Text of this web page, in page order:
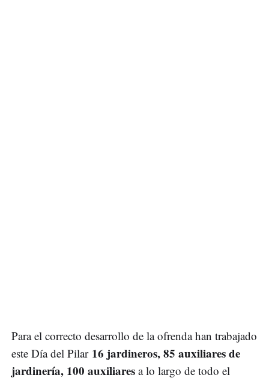
Para el correcto desarrollo de la ofrenda han trabajado
este Día del Pilar 16 jardineros, 85 auxiliares de
jardinería, 100 auxiliares a lo largo de todo el